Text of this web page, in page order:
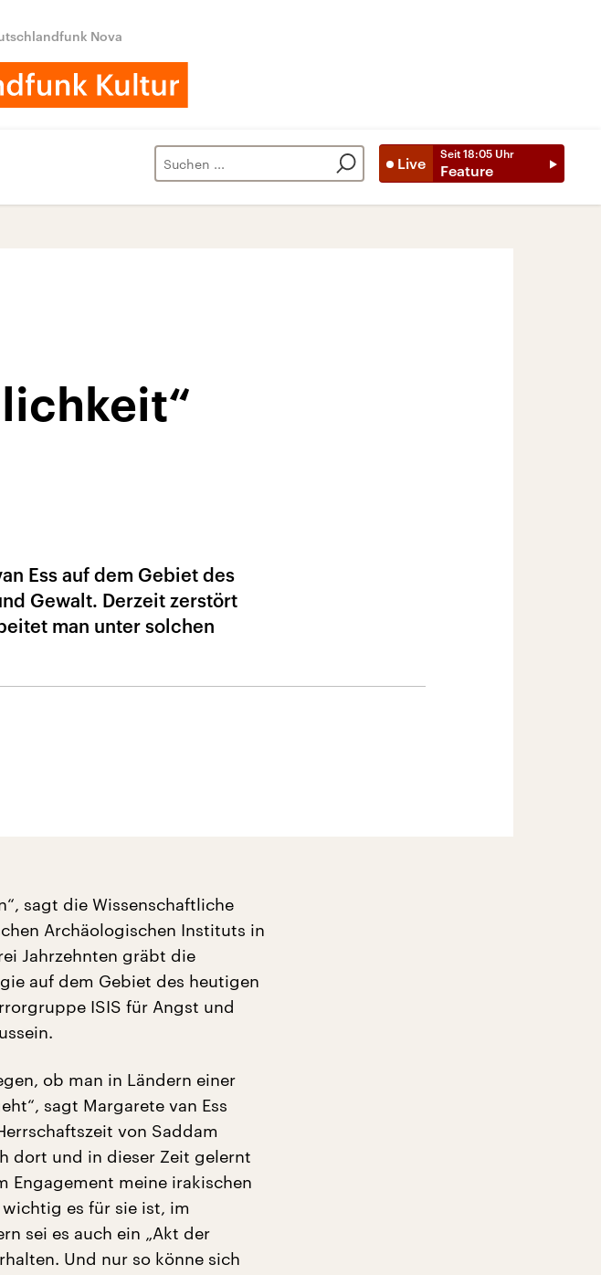
Nova
Live
Seit 18:05 Uhr
Feature
Ess auf dem Gebiet des
Gewalt. Derzeit zerstört
man unter solchen
sagt die Wissenschaftliche
Archäologischen Instituts in
Jahrzehnten gräbt die
auf dem Gebiet des heutigen
ISIS für Angst und
ob man in Ländern einer
sagt Margarete van Ess
von Saddam
dort und in dieser Zeit gelernt
Engagement meine irakischen
es für sie ist, im
sei es auch ein „Akt der
Und nur so könne sich